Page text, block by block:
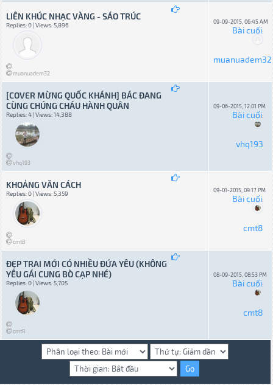
LIÊN KHÚC NHẠC VÀNG - SÁO TRÚC
Replies: 0 | Views: 5,896
muanuadem32
09-09-2015, 06:45 AM
Bài cuối:
muanuadem32
[COVER MỪNG QUỐC KHÁNH] BÁC ĐANG
CÙNG CHÚNG CHÁU HÀNH QUÂN
Replies: 4 | Views: 14,388
vhq193
09-06-2015, 12:01 PM
Bài cuối:
vhq193
KHOẢNG VĂN CÁCH
Replies: 0 | Views: 5,359
cmt8
09-01-2015, 09:17 PM
Bài cuối:
cmt8
ĐẸP TRAI MỚI CÓ NHIỀU ĐỨA YÊU (KHÔNG
YÊU GÁI CUNG BÒ CẠP NHÉ)
Replies: 0 | Views: 5,705
cmt8
08-09-2015, 08:53 PM
Bài cuối:
cmt8